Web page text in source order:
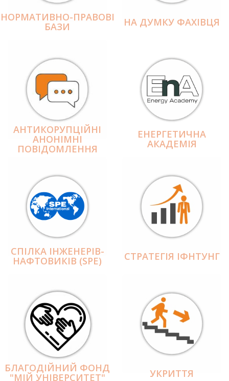
НОРМАТИВНО-ПРАВОВІ
БАЗИ НА ДУМКУ ФАХІВЦЯ
АНТИКОРУПЦІЙНІ
АНОНІМНІ
ПОВІДОМЛЕННЯ
ЕНЕРГЕТИЧНА
АКАДЕМІЯ
СПІЛКА ІНЖЕНЕРІВ-
НАФТОВИКІВ (SPE) СТРАТЕГІЯ ІФНТУНГ
БЛАГОДІЙНИЙ ФОНД
"МІЙ УНІВЕРСИТЕТ" УКРИТТЯ